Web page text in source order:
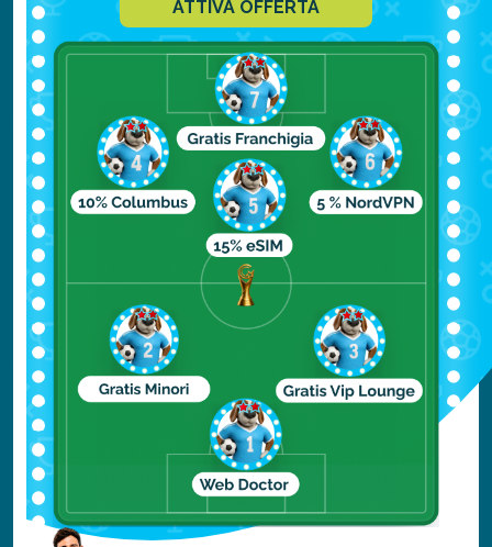
Cosa Mangiare
La cucina svizzera di Berna sfodera un
vero e proprio mix di sapori e tradizioni
tedesche, italiane ed anche francesi. I
piatti della tradizione hanno nomi davvero
particolari ed affascinanti, ma si tratta, per
lo più, di piatti semplici e genuini, ripresi
della vita montanara.
Il piatto più raffinato è certamente il
ATTIVA OFFERTA